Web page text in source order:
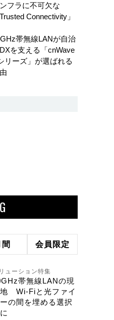
フラに不可欠な
Trusted Connectivity」
帯無線LANが自治
を支える「cnWave
リーズ」が選ばれる
間 会員限定
ューション特集
帯無線LANの現
Wi-Fiと光ファイ
の間を埋める選択